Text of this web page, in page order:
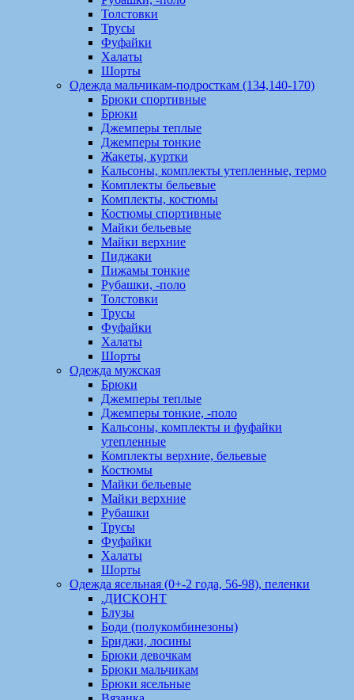
Толстовки
Трусы
Фуфайки
Халаты
Шорты
Одежда мальчикам-подросткам (134,140-170)
Брюки спортивные
Брюки
Джемперы теплые
Джемперы тонкие
Жакеты, куртки
Кальсоны, комплекты утепленные, термо
Комплекты бельевые
Комплекты, костюмы
Костюмы спортивные
Майки бельевые
Майки верхние
Пиджаки
Пижамы тонкие
Рубашки, -поло
Толстовки
Трусы
Фуфайки
Халаты
Шорты
Одежда мужская
Брюки
Джемперы теплые
Джемперы тонкие, -поло
Кальсоны, комплекты и фуфайки
утепленные
Комплекты верхние, бельевые
Костюмы
Майки бельевые
Майки верхние
Рубашки
Трусы
Фуфайки
Халаты
Шорты
Одежда ясельная (0+-2 года, 56-98), пеленки
.ДИСКОНТ
Блузы
Боди (полукомбинезоны)
Бриджи, лосины
Брюки девочкам
Брюки мальчикам
Брюки ясельные